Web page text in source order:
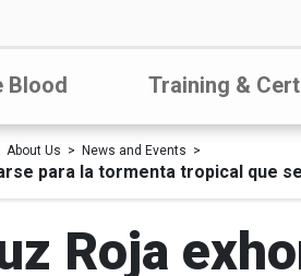
Blood Training &
About Us News and Events
para la tormenta tropical que
Roja